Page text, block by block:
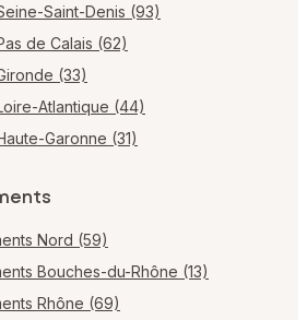
Saint-Denis (93)
de Calais (62)
(33)
Atlantique (44)
Garonne (31)
Nord (59)
Bouches-du-Rhône (13)
Rhône (69)